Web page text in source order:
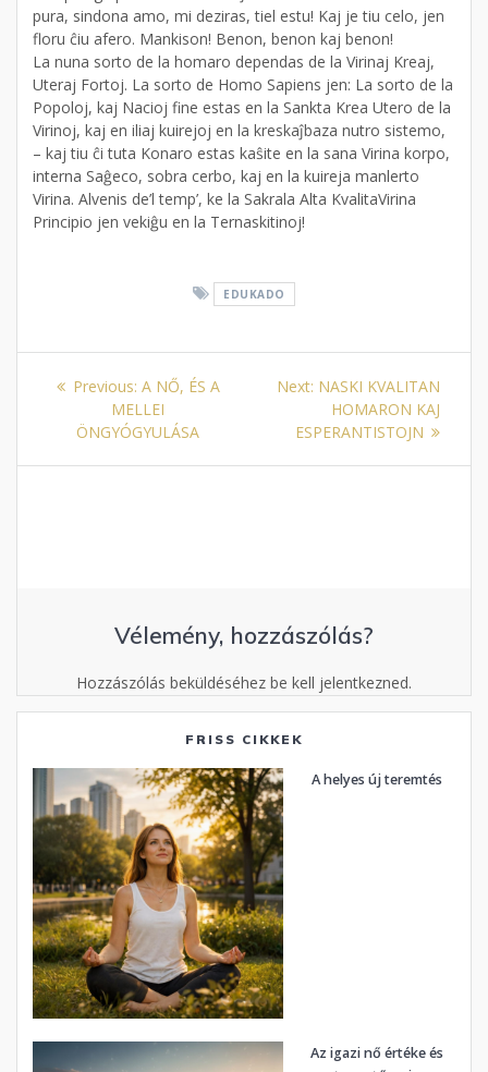
pura, sindona amo, mi deziras, tiel estu! Kaj je tiu celo, jen
floru ĉiu afero. Mankison! Benon, benon kaj benon!
La nuna sorto de la homaro dependas de la Virinaj Kreaj,
Uteraj Fortoj. La sorto de Homo Sapiens jen: La sorto de la
Popoloj, kaj Nacioj fine estas en la Sankta Krea Utero de la
Virinoj, kaj en iliaj kuirejoj en la kreskaĵbaza nutro sistemo,
– kaj tiu ĉi tuta Konaro estas kaŝite en la sana Virina korpo,
interna Saĝeco, sobra cerbo, kaj en la kuireja manlerto
Virina. Alvenis de’l temp’, ke la Sakrala Alta KvalitaVirina
Principio jen vekiĝu en la Ternaskitinoj!
EDUKADO
Bejegyzés
navigáció
Previous: Previous
post:
A NŐ, ÉS A
MELLEI
ÖNGYÓGYULÁSA
Next: Next
post:
NASKI KVALITAN
HOMARON KAJ
ESPERANTISTOJN
Vélemény, hozzászólás?
Hozzászólás beküldéséhez be kell jelentkezned.
FRISS CIKKEK
A helyes új teremtés
Az igazi nő értéke és